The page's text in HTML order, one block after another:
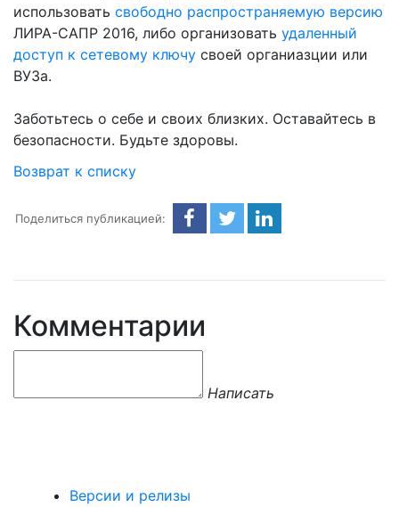
использовать свободно распространяемую версию
ЛИРА-САПР 2016, либо организовать удаленный
доступ к сетевому ключу своей органиазции или
ВУЗа.
Заботьтесь о себе и своих близких. Оставайтесь в
безопасности. Будьте здоровы.
Возврат к списку
Поделиться публикацией:
Комментарии
Написать
Версии и релизы